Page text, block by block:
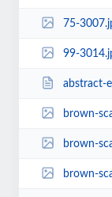
75-
99-
abstract-
brown-
brown-
brown-